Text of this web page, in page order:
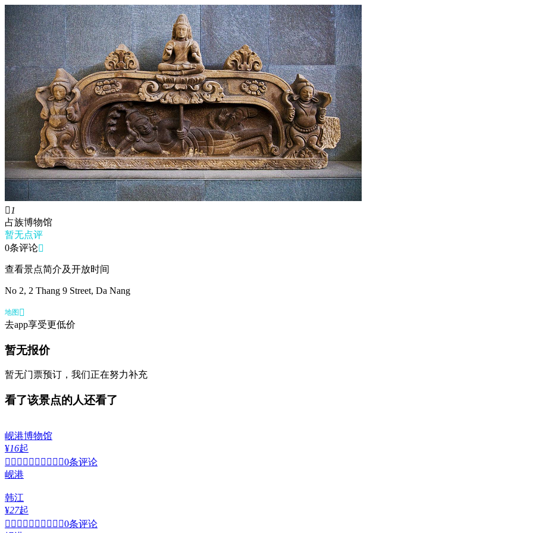
 1
占族博物馆
暂无点评
0条评论
查看景点简介及开放时间
No 2, 2 Thang 9 Street, Da Nang
地图 
去app享受更低价
暂无报价
暂无门票预订，我们正在努力补充
看了该景点的人还看了
岘港博物馆
¥16起
 0条评论
岘港
韩江
¥27起
 0条评论